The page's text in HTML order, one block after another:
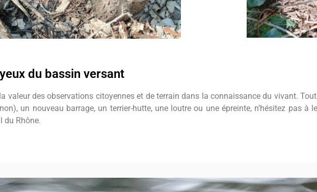
du bassin versant
valeur des observations citoyennes et de terrain dans la connaissance du vivant.
un nouveau barrage, un terrier-hutte, une loutre ou une épreinte, n’hésitez pas à
du Rhône.